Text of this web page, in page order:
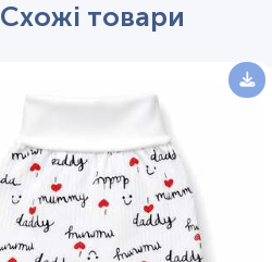
Схожі товари